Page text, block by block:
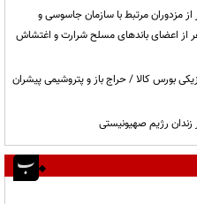
اطلاعات: شناسایی و دستگیری ۲۱ نفر از مزدوران مرتبط با سازمان جاسوسی و
رژیم صهیونیستی و بازداشت ۴ نفر از اعضای باندهای مسلح شرارت و اغتشاش
در بازار فیزیکی بورس کالا / حراج باز و پتروشیمی پیشران
رژیم صهیونیستی